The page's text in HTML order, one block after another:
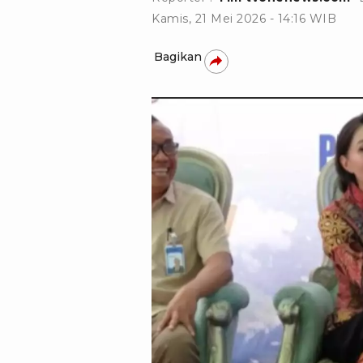
Kamis, 21 Mei 2026 - 14:16 WIB
Bagikan